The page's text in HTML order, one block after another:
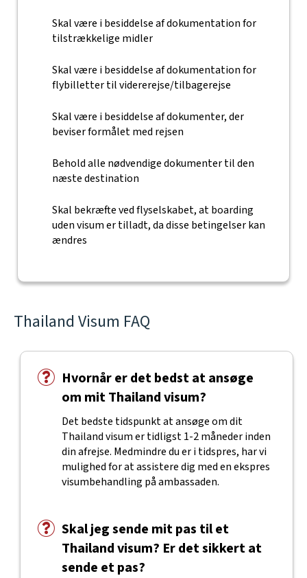
Skal være i besiddelse af dokumentation for
tilstrækkelige midler
Skal være i besiddelse af dokumentation for
flybilletter til vidererejse/tilbagerejse
Skal være i besiddelse af dokumenter, der
beviser formålet med rejsen
Behold alle nødvendige dokumenter til den
næste destination
Skal bekræfte ved flyselskabet, at boarding
uden visum er tilladt, da disse betingelser kan
ændres
Thailand Visum FAQ
Hvornår er det bedst at ansøge
om mit Thailand visum?
Det bedste tidspunkt at ansøge om dit
Thailand visum er tidligst 1-2 måneder inden
din afrejse. Medmindre du er i tidspres, har vi
mulighed for at assistere dig med en ekspres
visumbehandling på ambassaden.
Skal jeg sende mit pas til et
Thailand visum? Er det sikkert at
sende et pas?